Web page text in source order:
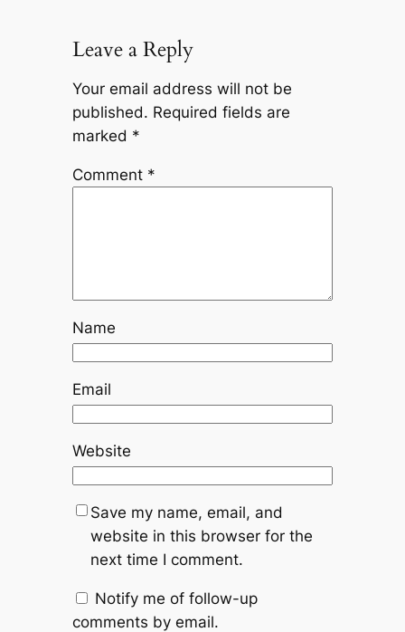
Leave a Reply
Your email address will not be
published. Required fields are
marked *
Comment *
Name
Email
Website
Save my name, email, and
website in this browser for the
next time I comment.
Notify me of follow-up
comments by email.